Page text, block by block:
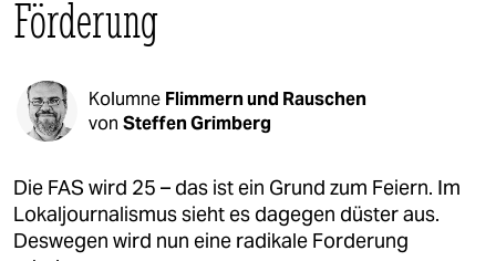
öko
kultur
berlin
Förderung
Kolumne Flimmern und Rauschen
von Steffen Grimberg
Die FAS wird 25 – das ist ein Grund zum Feiern. Im
Lokaljournalismus sieht es dagegen düster aus.
Deswegen wird nun eine radikale Forderung